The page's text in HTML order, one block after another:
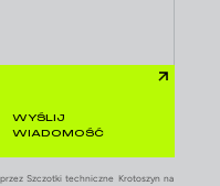
WYŚLIJ
WIADOMOŚĆ
Szczotki techniczne Krotoszyn na